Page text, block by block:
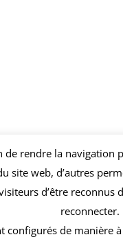
de rendre la navigation
web, d’autres
d’être reconnus
reconnecter.
configurés de manière